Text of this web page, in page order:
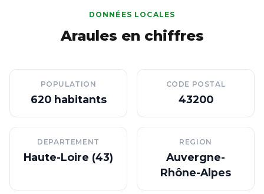
DONNÉES LOCALES
Araules en chiffres
POPULATION
620 habitants
CODE POSTAL
43200
DEPARTEMENT
Haute-Loire (43)
REGION
Auvergne-
Rhône-Alpes